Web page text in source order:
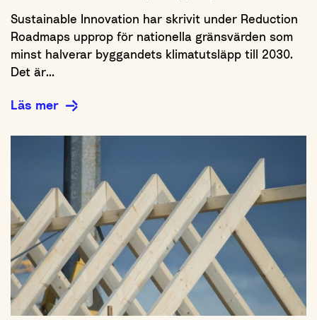
Sustainable Innovation har skrivit under Reduction
Roadmaps upprop för nationella gränsvärden som
minst halverar byggandets klimatutsläpp till 2030.
Det är…
Läs mer